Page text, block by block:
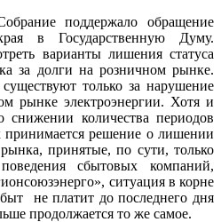
поддержало обращение
в Государственную Думу.
варианты лишения статуса
за долги на розничном рынке.
только за нарушение
рынке электроэнергии. Хотя и
количества периодов
принимается решение о лишении
рынка, принятые, по сути, только
поведения сбытовых компаний,
ситуация в корне
не платит до последнего дня
продолжается то же самое.